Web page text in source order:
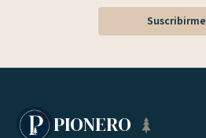
Suscribirme
PIONERO